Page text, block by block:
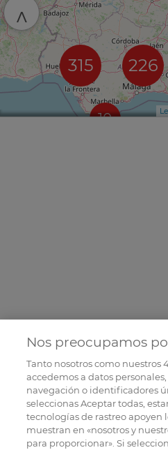
10
226
315
^
Nos preocupamos
Tanto nosotros como nuestros
accedemos a datos
navegación o identificadores
seleccionas Aceptar todas,
tecnologías de rastreo apoyen
muestran en «nosotros y
para proporcionar». Si